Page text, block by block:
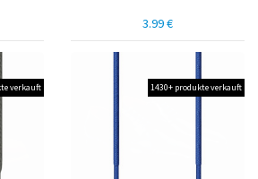
3.99 €
verkauft 1430+ produkte verkauft